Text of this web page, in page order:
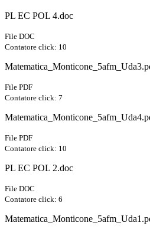
PL EC POL 4.doc
File DOC
Contatore click: 10
File PDF
Contatore click: 7
File PDF
Contatore click: 10
PL EC POL 2.doc
File DOC
Contatore click: 6